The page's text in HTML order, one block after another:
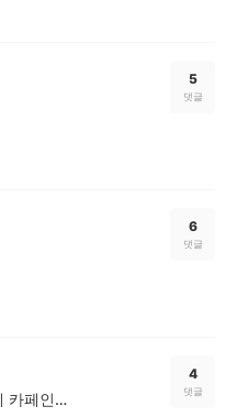
5
댓글
6
댓글
🥤 동탄 중리길 숨은 숲속 대형카페 카페인중리
4
댓글